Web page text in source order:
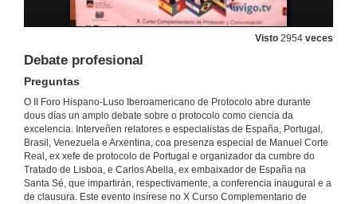
Visto 2954 veces
Debate profesional
Preguntas
O II Foro Hispano-Luso Iberoamericano de Protocolo abre durante
dous días un amplo debate sobre o protocolo como ciencia da
excelencia. Interveñen relatores e especialistas de España, Portugal,
Brasil, Venezuela e Arxentina, coa presenza especial de Manuel Corte
Real, ex xefe de protocolo de Portugal e organizador da cumbre do
Tratado de Lisboa, e Carlos Abella, ex embaixador de España na
Santa Sé, que impartirán, respectivamente, a conferencia inaugural e a
de clausura. Este evento insírese no X Curso Complementario de
20 de maio de 2010
Técnicas e solucións para organizar congresos internacionais
Presentación
20 de maio de 2010